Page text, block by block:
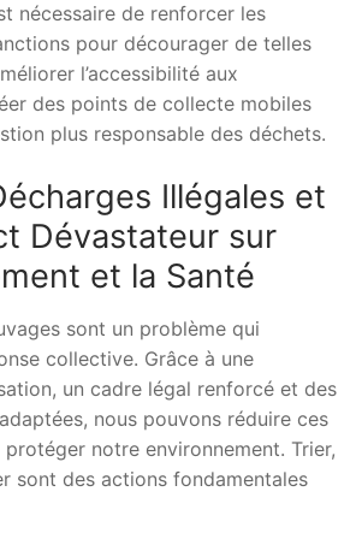
nécessaire de renforcer les
pour décourager de telles
l’accessibilité aux
des points de collecte mobiles
plus responsable des déchets.
Illégales et
Dévastateur sur
et la Santé
sont un problème qui
collective. Grâce à une
un cadre légal renforcé et des
nous pouvons réduire ces
notre environnement. Trier,
sont des actions fondamentales